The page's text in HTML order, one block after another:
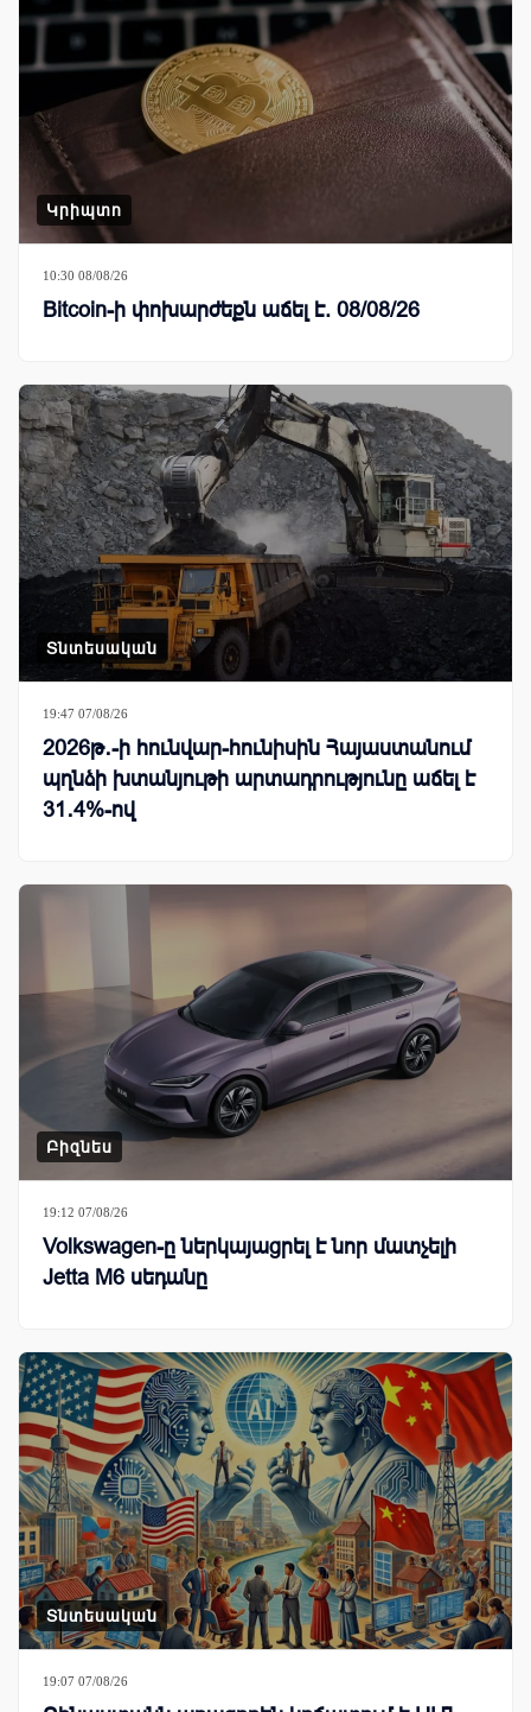
Կրիպտո
10:30 08/08/26
Bitcoin-ի փոխարժեքն աճել է. 08/08/26
Տնտեսական
19:47 07/08/26
2026թ․-ի հունվար-հունիսին Հայաստանում
պղնձի խտանյութի արտադրությունը աճել է
31․4%-ով
Բիզնես
19:12 07/08/26
Volkswagen-ը ներկայացրել է նոր մատչելի
Jetta M6 սեդանը
Տնտեսական
19:07 07/08/26